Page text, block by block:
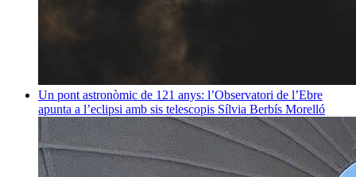
Un pont astronòmic de 121 anys: l’Observatori de l’Ebre
apunta a l’eclipsi amb sis telescopis Sílvia Berbís Morelló